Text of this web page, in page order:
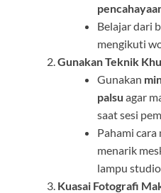
Belajar dari
mengikuti
Gunakan Teknik
Gunakan
palsu agar
saat sesi
Pahami
menarik
lampu
Kuasai Fotografi